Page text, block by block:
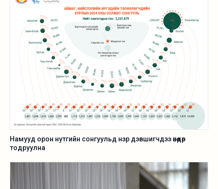
Намууд орон нутгийн сонгуульд нэр дэвшигчдээ өнөөдөр
тодруулна